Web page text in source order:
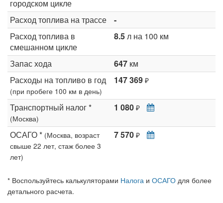
городском цикле
Расход топлива на трассе
-
Расход топлива в
смешанном цикле
8.5л на 100 км
Запас хода 647 км
Расходы на топливо в год
(при пробеге 100 км в день)
147 369 ₽
Транспортный налог *
(Москва)
1 080 ₽
ОСАГО * (Москва, возраст
свыше 22 лет, стаж более 3
лет)
7 570 ₽
* Воспользуйтесь калькуляторами Налога и ОСАГО для более
детального расчета.